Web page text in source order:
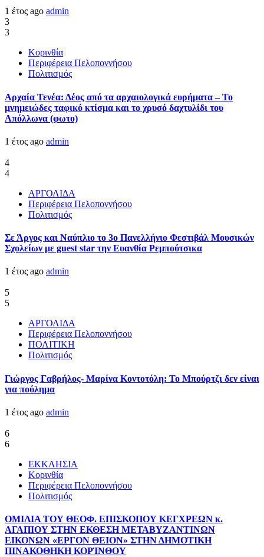
1 έτος ago admin
3
3
Κορινθία
Περιφέρεια Πελοποννήσου
Πολιτισμός
Αρχαία Τενέα: Δέος από τα αρχαιολογικά ευρήματα – Το
μνημειώδες ταφικό κτίσμα και το χρυσό δαχτυλίδι του
Απόλλωνα (φωτο)
1 έτος ago admin
4
4
ΑΡΓΟΛΙΔΑ
Περιφέρεια Πελοποννήσου
Πολιτισμός
Σε Άργος και Ναύπλιο το 3ο Πανελλήνιο Φεστιβάλ Μουσικών
Σχολείων με guest star την Ευανθία Ρεμπούτσικα
1 έτος ago admin
5
5
ΑΡΓΟΛΙΔΑ
Περιφέρεια Πελοποννήσου
ΠΟΛΙΤΙΚΗ
Πολιτισμός
Γιώργος Γαβρήλος- Μαρίνα Κοντοτόλη: Το Μπούρτζι δεν είναι
για πούλημα
1 έτος ago admin
6
6
ΕΚΚΛΗΣΙΑ
Κορινθία
Περιφέρεια Πελοποννήσου
Πολιτισμός
ΟΜΙΛΙΑ ΤΟΥ ΘΕΟΦ. ΕΠΙΣΚΟΠΟΥ ΚΕΓΧΡΕΩΝ κ.
ΑΓΑΠΙΟΥ ΣΤΗΝ ΕΚΘΕΣΗ ΜΕΤΑΒΥΖΑΝΤΙΝΩΝ
ΕΙΚΟΝΩΝ «ΕΡΓΟΝ ΘΕΙΟΝ» ΣΤΗΝ ΔΗΜΟΤΙΚΗ
ΠΙΝΑΚΟΘΗΚΗ ΚΟΡΊΝΘΟΥ